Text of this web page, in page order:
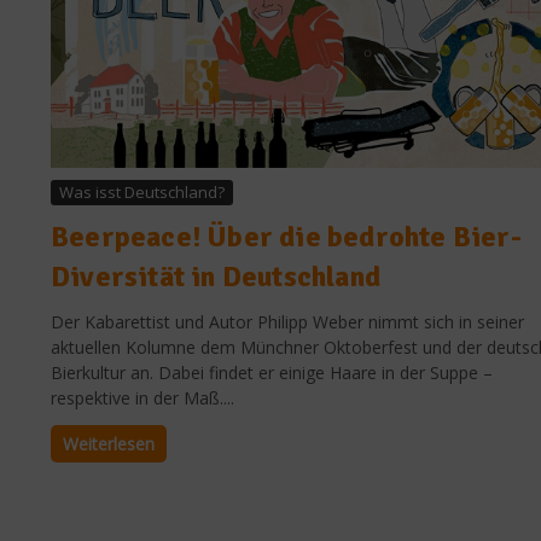
Was isst Deutschland?
Beerpeace! Über die bedrohte Bier-
Diversität in Deutschland
Der Kabarettist und Autor Philipp Weber nimmt sich in seiner
aktuellen Kolumne dem Münchner Oktoberfest und der
Bierkultur an. Dabei findet er einige Haare in der Suppe –
respektive in der Maß....
Weiterlesen